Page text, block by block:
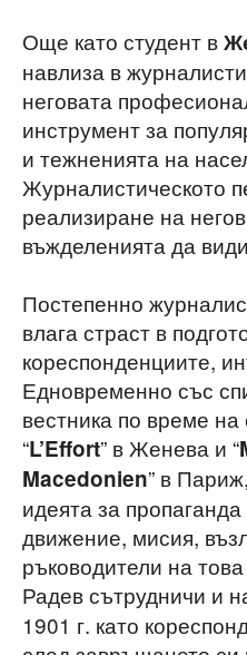
Още като студент в
навлиза в
неговата
инструмент за
и тежненията на
Журналистическото
реализиране на
въжделенията да
Постепенно
влага страст в
кореспонденциите,
Едновременно със
вестника по време
“L’Effort” в Женева и “
Macedonien” в
идеята за
движение, мисия,
ръководители на
Радев сътрудничи и
1901 г. като